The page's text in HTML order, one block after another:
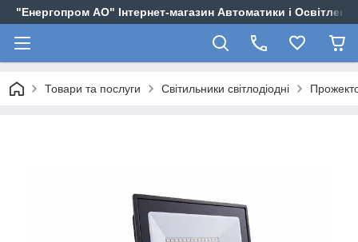
"Енергопром АО" Інтернет-магазин Автоматики і Освітлення
Товари та послуги Світильники світлодіодні